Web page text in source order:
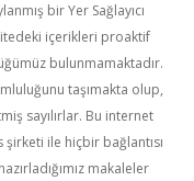
bir Yer Sağlayıcı
içerikleri proaktif
bulunmamaktadır.
taşımakta olup,
sayılırlar. Bu internet
ile hiçbir bağlantısı
makaleler